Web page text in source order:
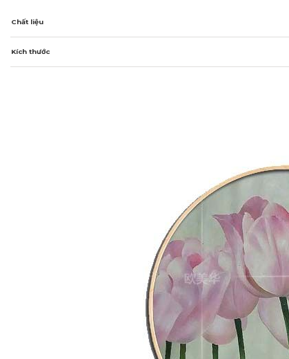
Chất liệu
Kích thước